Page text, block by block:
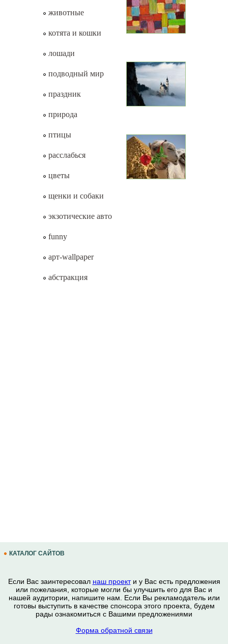
животные
котята и кошки
лошади
подводный мир
праздник
природа
птицы
расслабься
цветы
щенки и собаки
экзотические авто
funny
арт-wallpaper
абстракция
КАТАЛОГ САЙТОВ
Если Вас заинтересовал наш проекти у Вас есть предложения
или пожелания, которые могли бы улучшить его для Вас и
нашей аудитории, напишите нам. Если Вы рекламодатель или
готовы выступить в качестве спонсора этого проекта, будем
рады ознакомиться с Вашими предложениями
Форма обратной связи